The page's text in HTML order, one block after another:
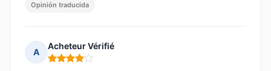
Opinión traducida
A
Acheteur Vérifié
Nota: 4 de 5